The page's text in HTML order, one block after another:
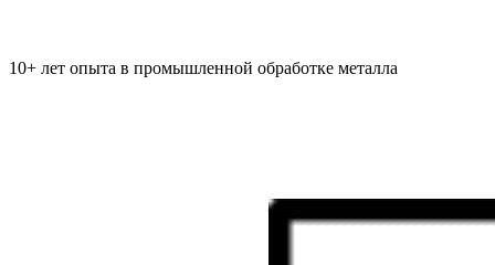
10+ лет опыта в промышленной обработке металла